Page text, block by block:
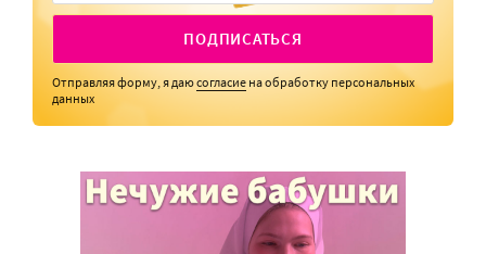
ПОДПИСАТЬСЯ
Отправляя форму, я даюсогласие на обработку персональных
данных